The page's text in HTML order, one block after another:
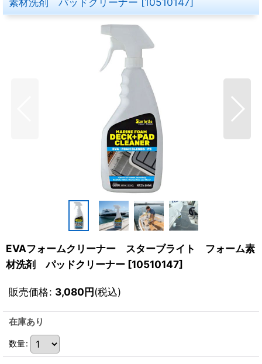
EVAフォームクリーナー スターブライト フォーム素
材洗剤 パッドクリーナー [10510147]
販売価格: 3,080円(税込)
在庫あり
数量: